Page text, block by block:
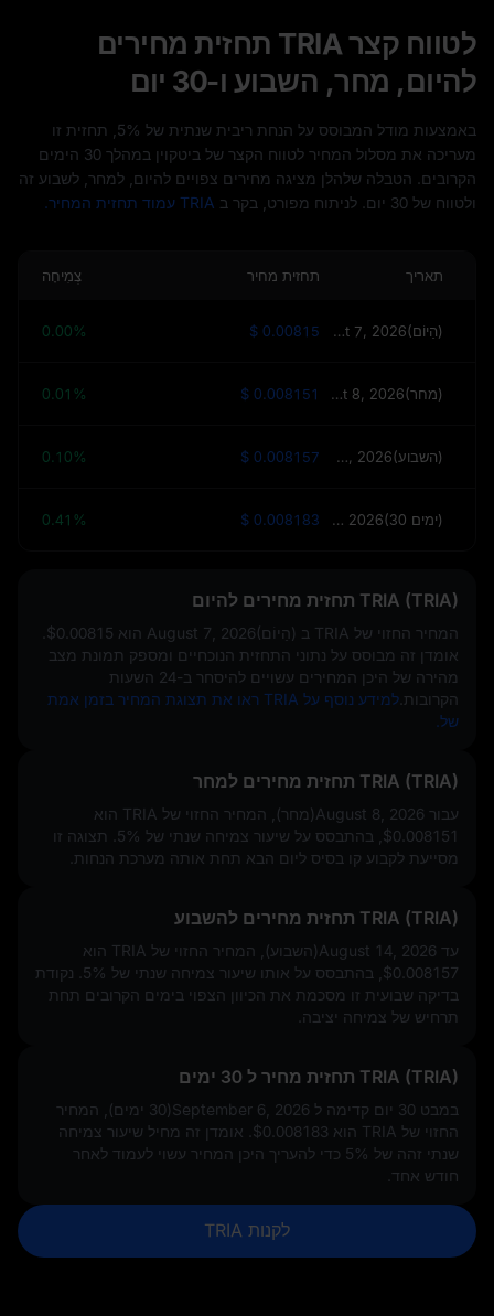
לטווח קצר TRIA תחזית מחירים
להיום, מחר, השבוע ו-30 יום
באמצעות מודל המבוסס על הנחת ריבית שנתית של 5%, תחזית זו
מעריכה את מסלול המחיר לטווח הקצר של ביטקוין במהלך 30 הימים
הקרובים. הטבלה שלהלן מציגה מחירים צפויים להיום, למחר, לשבוע זה
ולטווח של 30 יום. לניתוח מפורט, בקר ב
TRIA עמוד תחזית המחיר.
תאריך תחזית מחיר צְמִיחָה
August 7, 2026(הַיוֹם) $ 0.00815
0.00%
August 8, 2026(מחר) $ 0.008151
0.01%
August 14, 2026(השבוע) $ 0.008157
0.10%
September 6, 2026(30 ימים) $ 0.008183
0.41%
TRIA (TRIA) תחזית מחירים להיום
המחיר החזוי של TRIA ב August 7, 2026(הַיוֹם) הוא $0.00815
אומדן זה מבוסס על נתוני התחזית הנוכחיים ומספק תמונת מצב
מהירה של היכן המחירים עשויים להיסחר ב-24 השעות
הקרובות.
למידע נוסף על TRIA ראו את תצוגת המחיר בזמן אמת
של.
TRIA (TRIA) תחזית מחירים למחר
עבור August 8, 2026(מחר), המחיר החזוי של TRIA הוא
$0.008151 , בהתבסס על שיעור צמיחה שנתי של 5% . תצוגה זו
מסייעת לקבוע קו בסיס ליום הבא תחת אותה מערכת הנחות.
TRIA (TRIA) תחזית מחירים להשבוע
עד August 14, 2026(השבוע), המחיר החזוי של TRIA הוא
$0.008157 , בהתבסס על אותו שיעור צמיחה שנתי של 5% . נקודת
בדיקה שבועית זו מסכמת את הכיוון הצפוי בימים הקרובים תחת
תרחיש של צמיחה יציבה.
TRIA (TRIA) תחזית מחיר ל 30 ימים
במבט 30 יום קדימה ל September 6, 2026(30 ימים), המחיר
החזוי של TRIA הוא
$0.008183 . אומדן זה מחיל שיעור צמיחה
שנתי זהה של 5% כדי להעריך היכן המחיר עשוי לעמוד לאחר
חודש אחד.
לקנות TRIA